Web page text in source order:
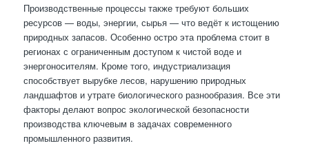
Производственные процессы также требуют больших
ресурсов — воды, энергии, сырья — что ведёт к истощению
природных запасов. Особенно остро эта проблема стоит в
регионах с ограниченным доступом к чистой воде и
энергоносителям. Кроме того, индустриализация
способствует вырубке лесов, нарушению природных
ландшафтов и утрате биологического разнообразия. Все эти
факторы делают вопрос экологической безопасности
производства ключевым в задачах современного
промышленного развития.